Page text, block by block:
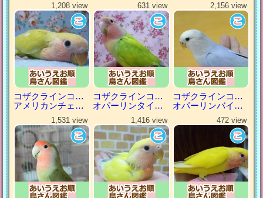
1,208 view
コザクラインコ（小桜インコ）
アメリカンチェリー
631 view
コザクラインコ（小桜インコ）
オパーリンタイガー
2,156 view
コザクラインコ（小桜インコ）
オパーリンバイオレット
1,531 view 1,416 view 472 view